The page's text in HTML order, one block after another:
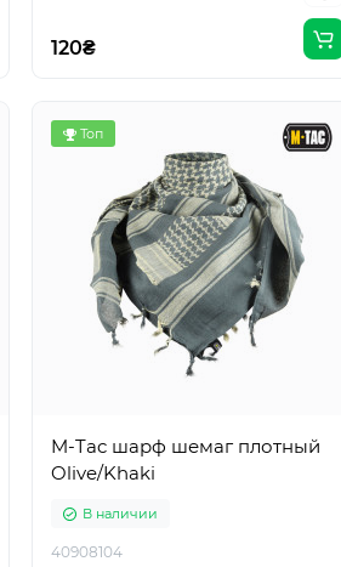
120₴
Топ
M-Tac шарф шемаг плотный
Olive/Khaki
В наличии
40908104